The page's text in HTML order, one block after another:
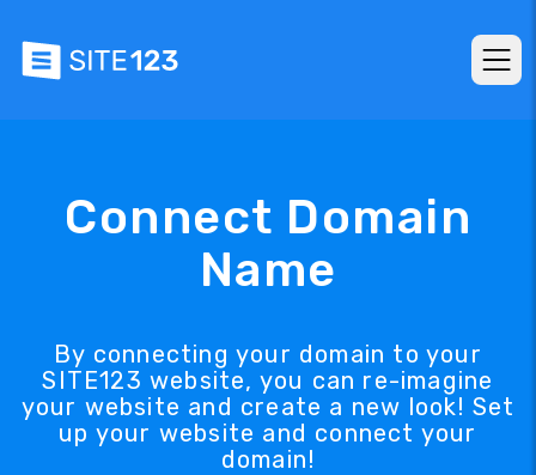
Connect Domain
Name
By connecting your domain to your
SITE123 website, you can re-imagine
your website and create a new look! Set
up your website and connect your
domain!